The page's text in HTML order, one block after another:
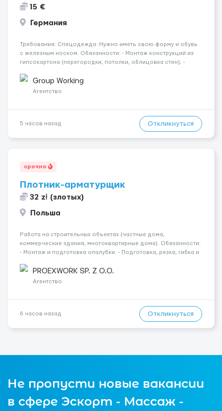
15 €
Германия
Требования: Спецодежда: Нужно иметь свою форму и обувь
с железным носком. Обязанности: - Монтаж конструкций из
гипсокартона (перегородки, потолки, облицовка стен); -
малярных работ (шпатлевка, грунтовка, покраска); -
Штукатурные работы ...
Group Working
Агентство
5 часов назад Откликнуться
срочно
Плотник-арматурщик
32 zł (злотых)
Польша
Работа на строительных объектах (частные дома,
коммерческие здания, многоквартирные дома). Обязанности:
- Монтаж и подготовка опалубки. - Подготовка, резка, гибка и
Связка арматурных стержней. - Заливка бетона. - Демонтаж
опалубки после за...
PROEXWORK SP. Z O.O.
Агентство
6 часов назад Откликнуться
Не пропусти новые вакансии
в сфере Эскорт - Массаж -